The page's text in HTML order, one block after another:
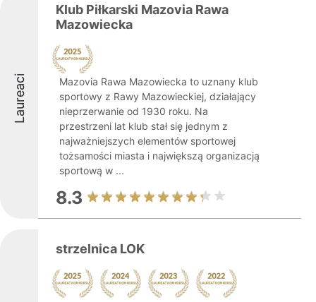
Laureaci
Klub Piłkarski Mazovia Rawa
Mazowiecka
Mazovia Rawa Mazowiecka to uznany klub
sportowy z Rawy Mazowieckiej, działający
nieprzerwanie od 1930 roku. Na
przestrzeni lat klub stał się jednym z
najważniejszych elementów sportowej
tożsamości miasta i największą organizacją
sportową w ...
8.3
strzelnica LOK